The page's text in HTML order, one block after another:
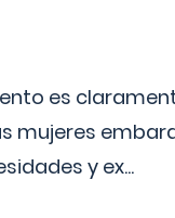
es
mujeres
y ex...